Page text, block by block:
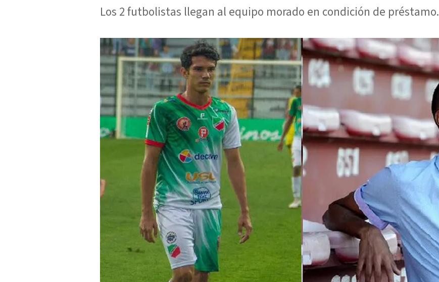
Los 2 futbolistas llegan al equipo morado en condición de préstamo.